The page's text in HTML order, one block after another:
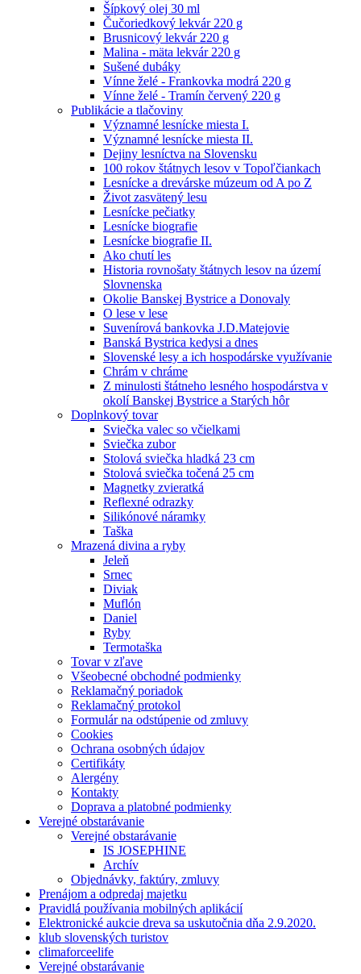
Šípkový olej 30 ml
Čučoriedkový lekvár 220 g
Brusnicový lekvár 220 g
Malina - mäta lekvár 220 g
Sušené dubáky
Vínne želé - Frankovka modrá 220 g
Vínne želé - Tramín červený 220 g
Publikácie a tlačoviny
Významné lesnícke miesta I.
Významné lesnícke miesta II.
Dejiny lesníctva na Slovensku
100 rokov štátnych lesov v Topoľčiankach
Lesnícke a drevárske múzeum od A po Z
Život zasvätený lesu
Lesnícke pečiatky
Lesnícke biografie
Lesnícke biografie II.
Ako chutí les
Historia rovnošaty štátnych lesov na území
Slovnenska
Okolie Banskej Bystrice a Donovaly
O lese v lese
Suvenírová bankovka J.D.Matejovie
Banská Bystrica kedysi a dnes
Slovenské lesy a ich hospodárske využívanie
Chrám v chráme
Z minulosti štátneho lesného hospodárstva v
okolí Banskej Bystrice a Starých hôr
Doplnkový tovar
Sviečka valec so včielkami
Sviečka zubor
Stolová sviečka hladká 23 cm
Stolová sviečka točená 25 cm
Magnetky zvieratká
Reflexné odrazky
Silikónové náramky
Taška
Mrazená divina a ryby
Jeleň
Srnec
Diviak
Muflón
Daniel
Ryby
Termotaška
Tovar v zľave
Všeobecné obchodné podmienky
Reklamačný poriadok
Reklamačný protokol
Formulár na odstúpenie od zmluvy
Cookies
Ochrana osobných údajov
Certifikáty
Alergény
Kontakty
Doprava a platobné podmienky
Verejné obstarávanie
Verejné obstarávanie
IS JOSEPHINE
Archív
Objednávky, faktúry, zmluvy
Prenájom a odpredaj majetku
Pravidlá používania mobilných aplikácií
Elektronické aukcie dreva sa uskutočnia dňa 2.9.2020.
klub slovenských turistov
climaforceelife
Verejné obstarávanie